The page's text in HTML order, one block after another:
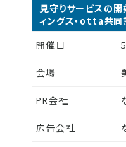
見守りサービスの
ィングス・otta共
開催日
会場
PR会社
広告会社